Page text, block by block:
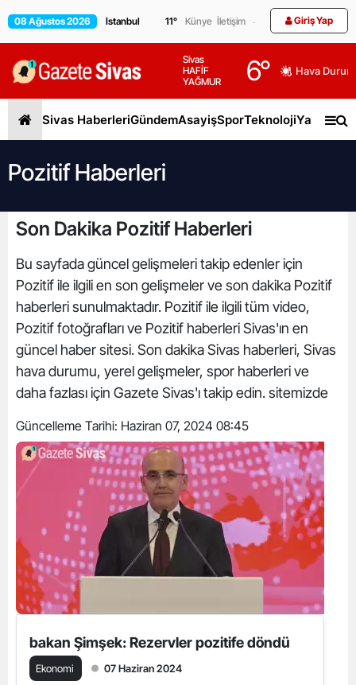
08 Ağustos 2026 11° Künye İletişim Giriş Yap
Sivas
HAFİF
YAĞMUR
6° Hava
Sivas HaberleriGündemAsayişSporTeknolojiYaşam
Pozitif Haberleri
Son Dakika Pozitif Haberleri
Bu sayfada güncel gelişmeleri takip edenler için
Pozitif ile ilgili en son gelişmeler ve son dakika Pozitif
haberleri sunulmaktadır. Pozitif ile ilgili tüm video,
Pozitif fotoğrafları ve Pozitif haberleri Sivas'ın en
güncel haber sitesi. Son dakika Sivas haberleri, Sivas
hava durumu, yerel gelişmeler, spor haberleri ve
daha fazlası için Gazete Sivas'ı takip edin. sitemizde
Güncelleme Tarihi: Haziran 07, 2024 08:45
bakan Şimşek: Rezervler pozitife döndü
Ekonomi 07 Haziran 2024